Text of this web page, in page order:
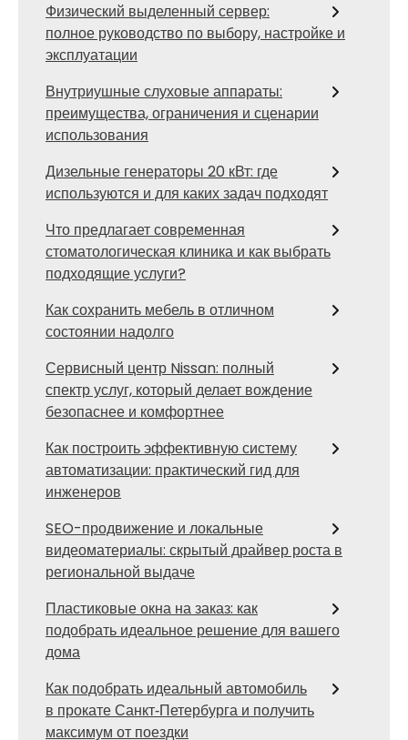
Физический выделенный сервер:
полное руководство по выбору, настройке и
эксплуатации
Внутриушные слуховые аппараты:
преимущества, ограничения и сценарии
использования
Дизельные генераторы 20 кВт: где
используются и для каких задач подходят
Что предлагает современная
стоматологическая клиника и как выбрать
подходящие услуги?
Как сохранить мебель в отличном
состоянии надолго
Сервисный центр Nissan: полный
спектр услуг, который делает вождение
безопаснее и комфортнее
Как построить эффективную систему
автоматизации: практический гид для
инженеров
SEO-продвижение и локальные
видеоматериалы: скрытый драйвер роста в
региональной выдаче
Пластиковые окна на заказ: как
подобрать идеальное решение для вашего
дома
Как подобрать идеальный автомобиль
в прокате Санкт‑Петербурга и получить
максимум от поездки